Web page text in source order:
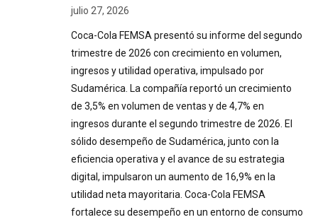
julio 27, 2026
Coca-Cola FEMSA presentó su informe del segundo
trimestre de 2026 con crecimiento en volumen,
ingresos y utilidad operativa, impulsado por
Sudamérica. La compañía reportó un crecimiento
de 3,5% en volumen de ventas y de 4,7% en
ingresos durante el segundo trimestre de 2026. El
sólido desempeño de Sudamérica, junto con la
eficiencia operativa y el avance de su estrategia
digital, impulsaron un aumento de 16,9% en la
utilidad neta mayoritaria. Coca-Cola FEMSA
fortalece su desempeño en un entorno de consumo